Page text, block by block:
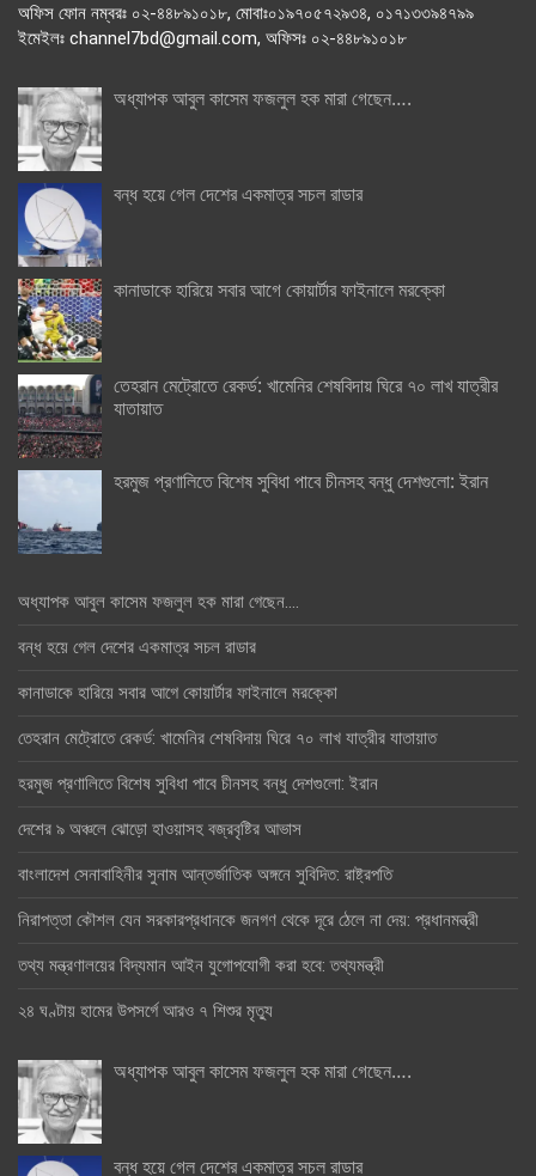
অফিস ফোন নম্বরঃ ০২-৪৪৮৯১০১৮, মোবাঃ০১৯৭০৫৭২৯৩৪, ০১৭১৩৩৯৪৭৯৯
ইমেইলঃ channel7bd@gmail.com, অফিসঃ ০২-৪৪৮৯১০১৮
অধ্যাপক আবুল কাসেম ফজলুল হক মারা গেছেন….
বন্ধ হয়ে গেল দেশের একমাত্র সচল রাডার
কানাডাকে হারিয়ে সবার আগে কোয়ার্টার ফাইনালে মরক্কো
তেহরান মেট্রোতে রেকর্ড: খামেনির শেষবিদায় ঘিরে ৭০ লাখ যাত্রীর
যাতায়াত
হরমুজ প্রণালিতে বিশেষ সুবিধা পাবে চীনসহ বন্ধু দেশগুলো: ইরান
অধ্যাপক আবুল কাসেম ফজলুল হক মারা গেছেন….
বন্ধ হয়ে গেল দেশের একমাত্র সচল রাডার
কানাডাকে হারিয়ে সবার আগে কোয়ার্টার ফাইনালে মরক্কো
তেহরান মেট্রোতে রেকর্ড: খামেনির শেষবিদায় ঘিরে ৭০ লাখ যাত্রীর যাতায়াত
হরমুজ প্রণালিতে বিশেষ সুবিধা পাবে চীনসহ বন্ধু দেশগুলো: ইরান
দেশের ৯ অঞ্চলে ঝোড়ো হাওয়াসহ বজ্রবৃষ্টির আভাস
বাংলাদেশ সেনাবাহিনীর সুনাম আন্তর্জাতিক অঙ্গনে সুবিদিত: রাষ্ট্রপতি
নিরাপত্তা কৌশল যেন সরকারপ্রধানকে জনগণ থেকে দূরে ঠেলে না দেয়: প্রধানমন্ত্রী
তথ্য মন্ত্রণালয়ের বিদ্যমান আইন যুগোপযোগী করা হবে: তথ্যমন্ত্রী
২৪ ঘণ্টায় হামের উপসর্গে আরও ৭ শিশুর মৃত্যু
অধ্যাপক আবুল কাসেম ফজলুল হক মারা গেছেন….
বন্ধ হয়ে গেল দেশের একমাত্র সচল রাডার